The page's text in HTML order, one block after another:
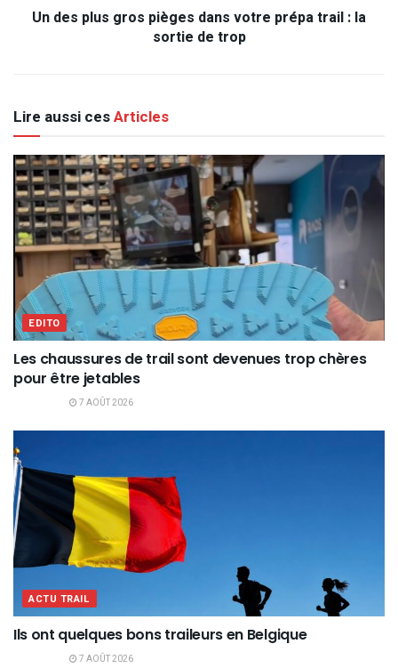
Un des plus gros pièges dans votre prépa trail : la
sortie de trop
Lire aussi cesArticles
EDITO
Les chaussures de trail sont devenues trop chères
pour être jetables
7 AOÛT 2026
ACTU TRAIL
Ils ont quelques bons traileurs en Belgique
7 AOÛT 2026